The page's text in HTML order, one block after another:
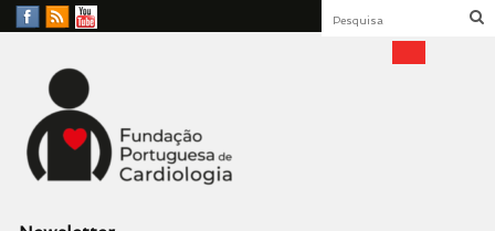
Facebook
RSS
YouTube
Fundação Portuguesa
Cardiologia